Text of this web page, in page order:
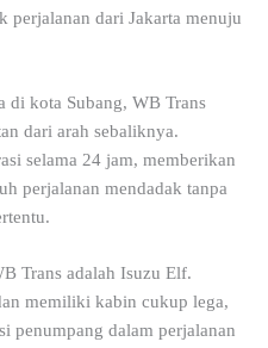
perjalanan dari Jakarta menuju
di kota Subang, WB Trans
dari arah sebaliknya.
selama 24 jam, memberikan
perjalanan mendadak tanpa
Trans adalah Isuzu Elf.
memiliki kabin cukup lega,
penumpang dalam perjalanan